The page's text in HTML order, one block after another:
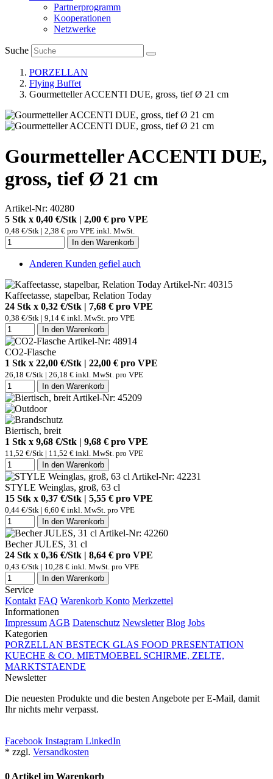
Partnerprogramm
Kooperationen
Netzwerke
Suche
PORZELLAN
Flying Buffet
Gourmetteller ACCENTI DUE, gross, tief Ø 21 cm
Gourmetteller ACCENTI DUE,
gross, tief Ø 21 cm
Artikel-Nr: 40280
5 Stk x 0,40 €/Stk | 2,00 € pro VPE
0,48 €/Stk | 2,38 € pro VPE inkl. MwSt.
In den Warenkorb
Anderen Kunden gefiel auch
Artikel-Nr: 40315
Kaffeetasse, stapelbar, Relation Today
24 Stk x 0,32 €/Stk | 7,68 € pro VPE
0,38 €/Stk | 9,14 € inkl. MwSt. pro VPE
In den Warenkorb
Artikel-Nr: 48914
CO2-Flasche
1 Stk x 22,00 €/Stk | 22,00 € pro VPE
26,18 €/Stk | 26,18 € inkl. MwSt. pro VPE
In den Warenkorb
Artikel-Nr: 45209
Biertisch, breit
1 Stk x 9,68 €/Stk | 9,68 € pro VPE
11,52 €/Stk | 11,52 € inkl. MwSt. pro VPE
In den Warenkorb
Artikel-Nr: 42231
STYLE Weinglas, groß, 63 cl
15 Stk x 0,37 €/Stk | 5,55 € pro VPE
0,44 €/Stk | 6,60 € inkl. MwSt. pro VPE
In den Warenkorb
Artikel-Nr: 42260
Becher JULES, 31 cl
24 Stk x 0,36 €/Stk | 8,64 € pro VPE
0,43 €/Stk | 10,28 € inkl. MwSt. pro VPE
In den Warenkorb
Service
Kontakt FAQ Warenkorb Konto Merkzettel
Informationen
Impressum AGB Datenschutz Newsletter Blog Jobs
Kategorien
PORZELLAN BESTECK GLAS FOOD PRESENTATION
KUECHE & CO. MIETMOEBEL SCHIRME, ZELTE,
MARKTSTAENDE
Newsletter
Die neuesten Produkte und die besten Angebote per E-Mail, damit
Ihr nichts mehr verpasst.
Facebook Instagram LinkedIn
* zzgl. Versandkosten
0 Artikel im Warenkorb